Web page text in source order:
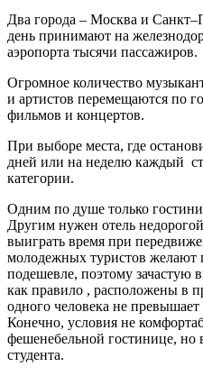
Два города – Москва и
день принимают на
аэропорта тысячи пассажиров.
Огромное количество
и артистов перемещаются по
фильмов и концертов.
При выборе места, где
дней или на неделю каждый
категории.
Одним по душе только
Другим нужен отель
выиграть время при
молодежных туристов желают
подешевле, поэтому зачастую
как правило , расположены в
одного человека не
Конечно, условия не
фешенебельной гостинице,
студента.